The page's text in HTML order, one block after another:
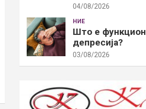
04/08/2026
НИЕ
Што е
депресија?
03/08/2026